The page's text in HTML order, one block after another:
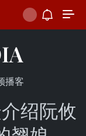
播客
绍阮攸